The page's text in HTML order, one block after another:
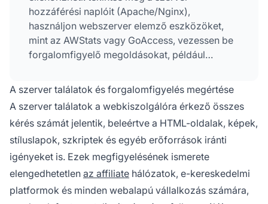
hozzáférési naplóit (Apache/Nginx),
használjon webszerver elemző eszközöket,
mint az AWStats vagy GoAccess, vezessen be
forgalomfigyelő megoldásokat, például
használja ki a CDN analitikát. Minden módszer
más-más betekintést nyújt a szerver forgalmi
mintáiba és teljesítménymutatóiba.
A szerver találatok és forgalomfigyelés megértése
A szerver találatok a webkiszolgálóra érkező összes
kérés számát jelentik, beleértve a HTML-oldalak, képek,
stíluslapok, szkriptek és egyéb erőforrások iránti
igényeket is. Ezek megfigyelésének ismerete
elengedhetetlen az affiliate hálózatok, e-kereskedelmi
platformok és minden webalapú vállalkozás számára,